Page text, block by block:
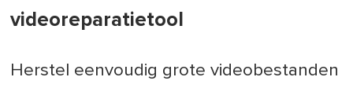
videoreparatietool
Herstel eenvoudig grote videobestanden